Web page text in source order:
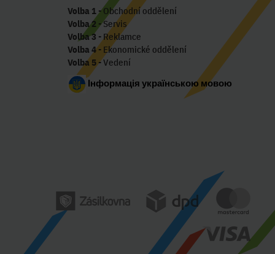
Volba 1- Obchodní oddělení
Volba 2 - Servis
Volba 3 - Reklamce
Volba 4- Ekonomické oddělení
Volba 5- Vedení
Інформація українською мовою